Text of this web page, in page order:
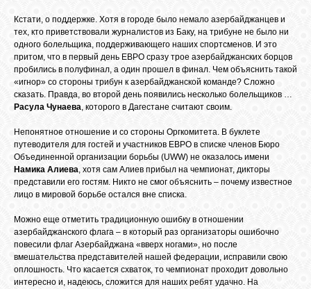
ВИДЕО
МУЗЫКА
САЙТЫ
ОБЪЯВЛЕНИЯ
ВОПРОСЫ /
КОНТАКТЫ
Кстати, о поддержке. Хотя в городе было немало азербайджанцев и
тех, кто приветствовали журналистов из Баку, на трибуне не было ни
одного болельщика, поддерживающего наших спортсменов. И это
притом, что в первый день ЕВРО сразу трое азербайджанских борцов
пробились в полуфинал, а один прошел в финал. Чем объяснить такой
«игнор» со стороны трибун к азербайджанской команде? Сложно
сказать. Правда, во второй день появились несколько болельщиков …
Расула Чунаева, которого в Дагестане считают своим.
Непонятное отношение и со стороны Оргкомитета. В буклете
путеводителя для гостей и участников ЕВРО в списке членов Бюро
Объединенной организации борьбы (UWW) не оказалось имени
Намика Алиева, хотя сам Алиев прибыл на чемпионат, дикторы
представили его гостям. Никто не смог объяснить – почему известное
лицо в мировой борьбе остался вне списка.
Можно еще отметить традиционную ошибку в отношении
азербайджанского флага – в который раз организаторы ошибочно
повесили флаг Азербайджана «вверх ногами», но после
вмешательства представителей нашей федерации, исправили свою
оплошность. Что касается схваток, то чемпионат проходит довольно
интересно и, надеюсь, сложится для наших ребят удачно. На